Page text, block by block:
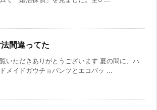
間違ってた
いただきありがとうございます 夏の間に、ハ
メイドガウチョパンツとエコバッ ...